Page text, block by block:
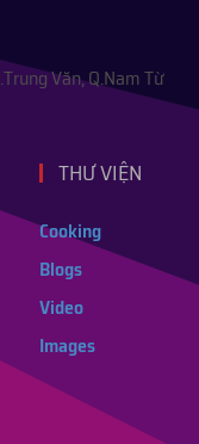
Văn, Q.Nam Từ
THƯ VIỆN
Cooking
Blogs
Video
Images